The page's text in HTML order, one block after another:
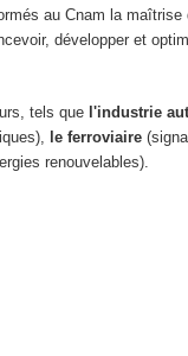
au Cnam la
développer et
tels que l'industrie
le ferroviaire
renouvelables).